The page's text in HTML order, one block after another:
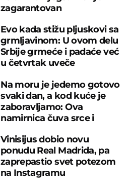
zagarantovan
Evo kada stižu pljuskovi sa
grmljavinom: U ovom delu
Srbije grmeće i padaće već
u četvrtak uveče
Na moru je jedemo gotovo
svaki dan, a kod kuće je
zaboravljamo: Ova
namirnica čuva srce i
Vinisijus dobio novu
ponudu Real Madrida, pa
zaprepastio svet potezom
na Instagramu